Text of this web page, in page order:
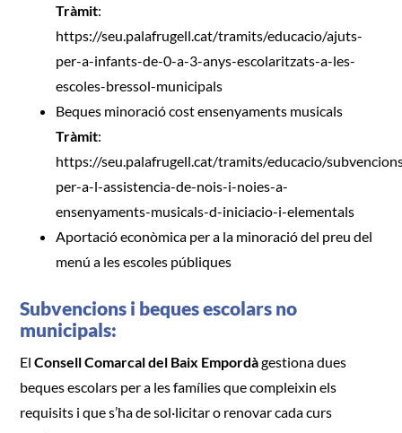
Tràmit:
https://seu.palafrugell.cat/tramits/educacio/ajuts-
per-a-infants-de-0-a-3-anys-escolaritzats-a-les-
escoles-bressol-municipals
Beques minoració cost ensenyaments musicals
Tràmit:
https://seu.palafrugell.cat/tramits/educacio/
per-a-l-assistencia-de-nois-i-noies-a-
ensenyaments-musicals-d-iniciacio-i-elementals
Aportació econòmica per a la minoració del preu del
menú a les escoles públiques
Subvencions i beques escolars no
municipals:
ElConsell Comarcal del Baix Empordàgestiona dues
beques escolars per a les famílies que compleixin els
requisits i que s’ha de sol·licitar o renovar cada curs